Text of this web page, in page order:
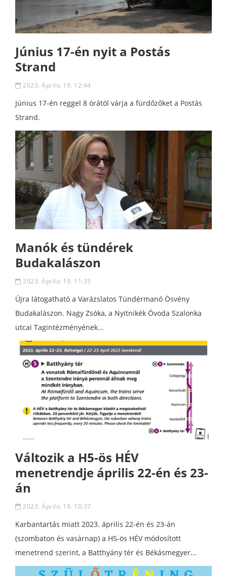
Június 17-én nyit a Postás
Strand
2023. Április 19. 12:44
Június 17-én reggel 8 órától várja a fürdőzőket a Postás
Strand.
Manók és tündérek
Budakalászon
2023. Április 19. 11:35
Újra látogatható a Varázslatos Tündérmanó Ösvény
Budakalászon. Nagy Zsóka, a Nyitnikék Óvoda Szalonka
utcai Tagintézményének...
Változik a H5-ös HÉV
menetrendje április 22-én és 23-
án
2023. Április 19. 10:37
Karbantartás miatt 2023. április 22-én és 23-án
(szombaton és vasárnap) a H5-ös HÉV módosított
menetrend szerint, a Batthyány tér és Békásmegyer...